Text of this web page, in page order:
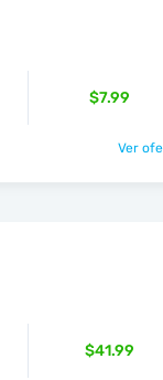
$7.99
Ver
$41.99